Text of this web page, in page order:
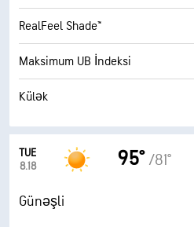
RealFeel Shade™
Maksimum UB İndeksi
Külək
TUE
8.18
95° /81°
Günəşli